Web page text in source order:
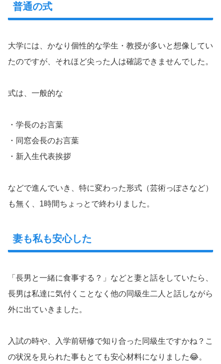
普通の式
大学には、かなり個性的な学生・教授が多いと想像してい
たのですが、それほど尖った人は確認できませんでした。
式は、一般的な
・学長のお言葉
・同窓会長のお言葉
・新入生代表挨拶
などで進んでいき、特に変わった形式（芸術っぽさなど）
も無く、1時間ちょっとで終わりました。
妻も私も安心した
「長男と一緒に食事する？」などと妻と話をしていたら、
長男は私達に気付くことなく他の同級生二人と話しながら
外に出ていきました。
入試の時や、入学前研修で知り合った同級生ですかね？こ
の状況を見られた事もとても安心材料になりました😂。